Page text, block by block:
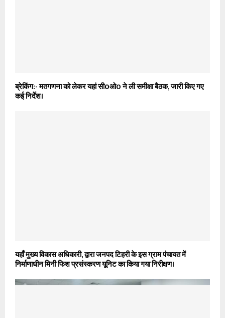
ब्रेकिंग:- मतगणना को लेकर यहां सी0ओ0 ने ली समीक्षा बैठक, जारी किए गए
कई निर्देश।
यहाँ मुख्य विकास अधिकारी, द्वारा जनपद टिहरी के इस ग्राम पंचायत में
निर्माणाधीन मिनी फिश प्रसंस्करण यूनिट का किया गया निरीक्षण।